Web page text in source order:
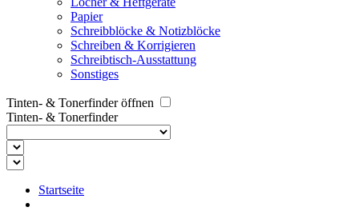
Papier
Schreibblöcke & Notizblöcke
Schreiben & Korrigieren
Schreibtisch-Ausstattung
Sonstiges
Tinten- & Tonerfinder öffnen
Tinten- & Tonerfinder
Startseite